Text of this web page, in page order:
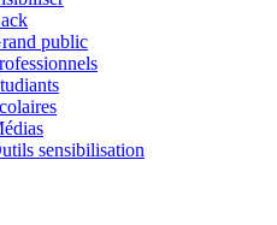
public
sensibilisation